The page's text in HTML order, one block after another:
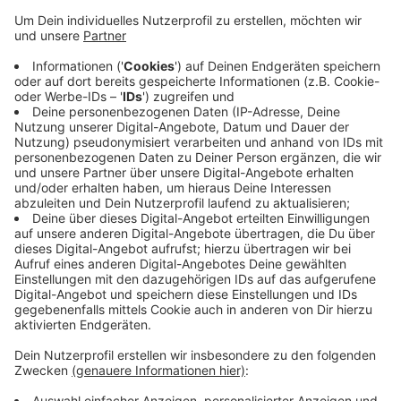
Anzeige
Die Frau war auf der rechten Fahrspur in Richtung Köln
unterwegs. Bisher ist noch ungeklärt, warum sie auf
das Stauende auffuhr.
Durch den Zusammenstoß wurden vier Fahrzeuge
ineinandergeschoben, die Kölnerin selbst und der
andere Fahrer verletzten sich schwer. Ein weiterer
Autofahrer zog sich leichte Verletzungen zu. Der
vierte Beteiligte blieb glücklicherweise unverletzt.
Anzeige